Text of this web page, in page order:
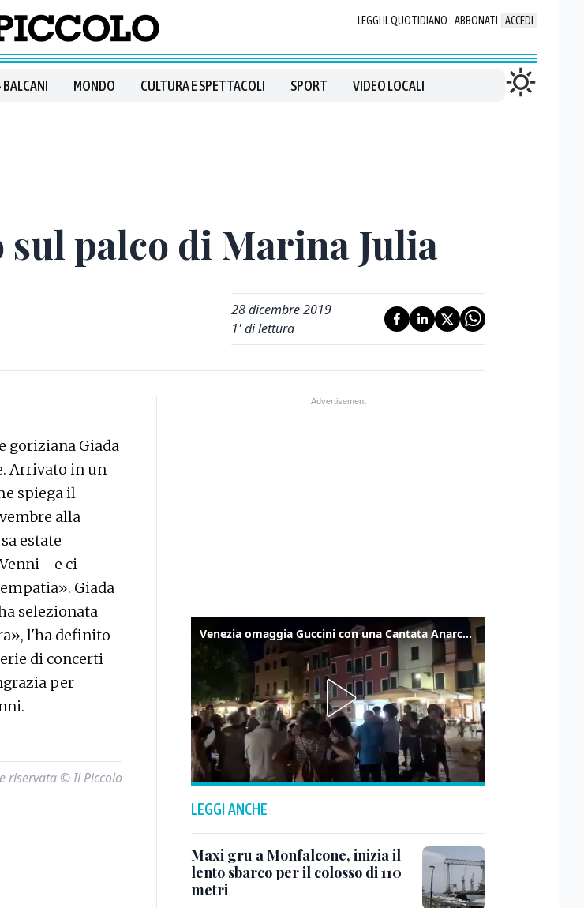
LEGGI IL QUOTIDIANO ABBONATI ACCEDI
MONDO CULTURA E SPETTACOLI SPORT VIDEO LOCALI
palco di Marina Julia
28 dicembre 2019
1' di lettura
goriziana Giada
Arrivato in un
spiega il
alla
estate
- e ci
Giada
selezionata
l'ha definito
di concerti
per
riservata © Il Piccolo
Venezia omaggia Guccini con una Cantata Anarchica in campo Santa Margherita
LEGGI ANCHE
Maxi gru a Monfalcone, inizia il
lento sbarco per il colosso di 110
metri